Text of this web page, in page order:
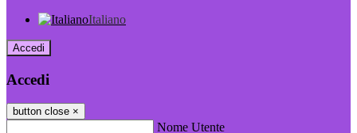
Italiano
Accedi
Accedi
button close ×
Nome Utente